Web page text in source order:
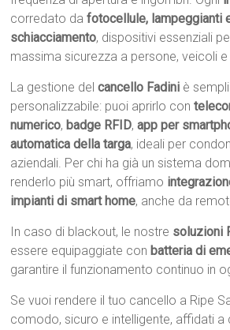
corredato dafotocellule, lampeggianti
schiacciamento, dispositivi essenziali
massima sicurezza a persone, veicoli e
La gestione delcancello Fadini è
personalizzabile: puoi aprirlo con
numerico, badge RFID,app per
automatica della targa, ideali per
aziendali. Per chi ha già un sistema
renderlo più smart, offriamo
impianti di smart home, anche da
In caso di blackout, le nostre soluzioni
essere equipaggiate con batteria di
garantire il funzionamento continuo in
Se vuoi rendere il tuo cancello a Ripe
comodo, sicuro e intelligente, affidati a